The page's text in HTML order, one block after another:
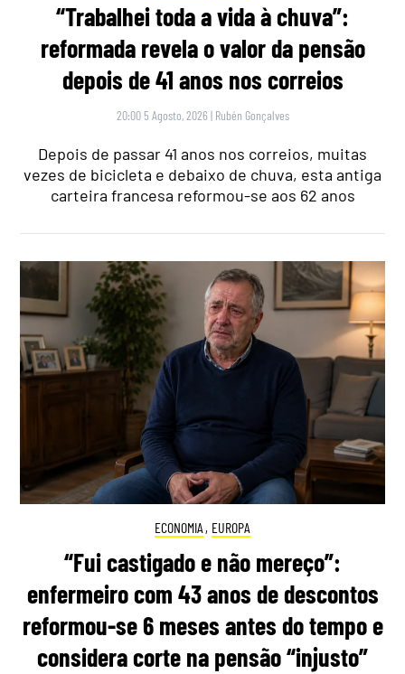
“Trabalhei toda a vida à chuva”:
reformada revela o valor da pensão
depois de 41 anos nos correios
20:00 5 Agosto, 2026 | Rubén Gonçalves
Depois de passar 41 anos nos correios, muitas
vezes de bicicleta e debaixo de chuva, esta antiga
carteira francesa reformou-se aos 62 anos
ECONOMIA , EUROPA
“Fui castigado e não mereço”:
enfermeiro com 43 anos de descontos
reformou-se 6 meses antes do tempo e
considera corte na pensão “injusto”